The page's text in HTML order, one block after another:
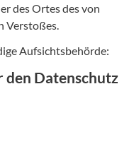
des Ortes des von
Verstoßes.
Aufsichtsbehörde:
den Datenschutz